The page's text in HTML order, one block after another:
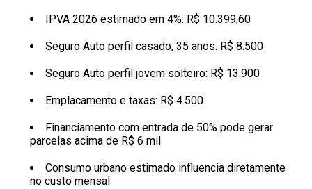
IPVA 2026 estimado em 4%: R$ 10.399,60
Seguro Auto perfil casado, 35 anos: R$ 8.500
Seguro Auto perfil jovem solteiro: R$ 13.900
Emplacamento e taxas: R$ 4.500
Financiamento com entrada de 50% pode gerar
parcelas acima de R$ 6 mil
Consumo urbano estimado influencia diretamente
no custo mensal